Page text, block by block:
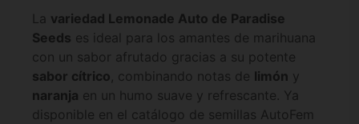
La variedad Lemonade Auto de Paradise
Seeds es ideal para los amantes de marihuana
con un sabor afrutado gracias a su potente
sabor cítrico, combinando notas de limón y
naranja en un humo suave y refrescante. Ya
disponible en el catálogo de semillas AutoFem